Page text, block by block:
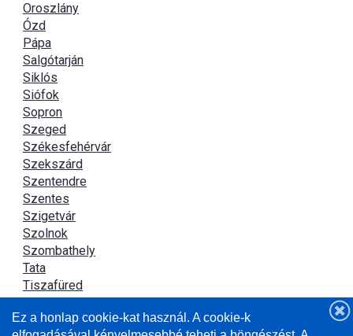
Oroszlány
Ózd
Pápa
Salgótarján
Siklós
Siófok
Sopron
Szeged
Székesfehérvár
Szekszárd
Szentendre
Szentes
Szigetvár
Szolnok
Szombathely
Tata
Tiszafüred
Újszász
Ez a honlap cookie-kat használ. A cookie-k